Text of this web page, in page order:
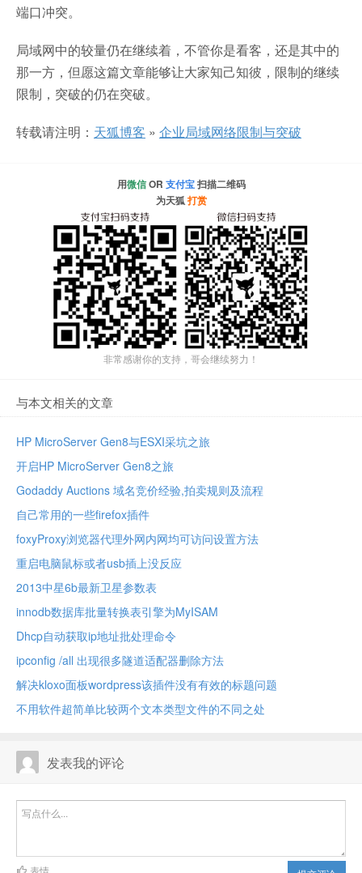
端口冲突。
局域网中的较量仍在继续着，不管你是看客，还是其中的
那一方，但愿这篇文章能够让大家知己知彼，限制的继续
限制，突破的仍在突破。
转载请注明： 天狐博客 » 企业局域网络限制与突破
用微信OR 支付宝扫描二维码
为天狐打赏
非常感谢你的支持，哥会继续努力！
与本文相关的文章
HP MicroServer Gen8与ESXI采坑之旅
开启HP MicroServer Gen8之旅
Godaddy Auctions 域名竞价经验,拍卖规则及流程
自己常用的一些firefox插件
foxyProxy浏览器代理外网内网均可访问设置方法
重启电脑鼠标或者usb插上没反应
2013中星6b最新卫星参数表
innodb数据库批量转换表引擎为MyISAM
Dhcp自动获取ip地址批处理命令
ipconfig /all 出现很多隧道适配器删除方法
解决kloxo面板wordpress该插件没有有效的标题问题
不用软件超简单比较两个文本类型文件的不同之处
发表我的评论
表情